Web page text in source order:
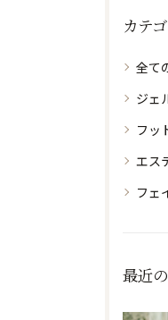
カテ
全て
ジェ
フッ
エス
フェ
最近